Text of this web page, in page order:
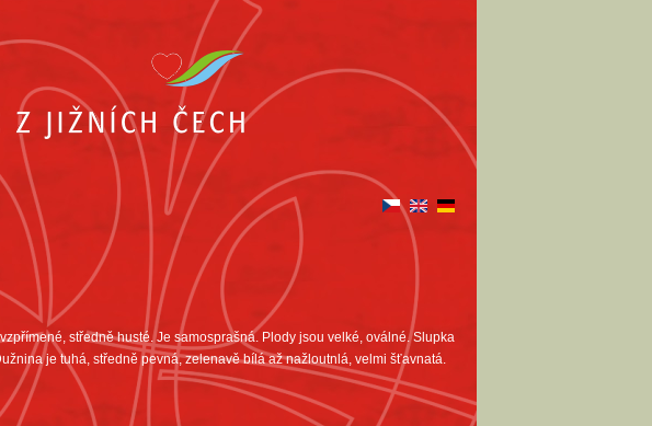
středně husté. Je samosprašná. Plody jsou velké, oválné. Slupka
je tuhá, středně pevná, zelenavě bílá až nažloutnlá, velmi šťavnatá.